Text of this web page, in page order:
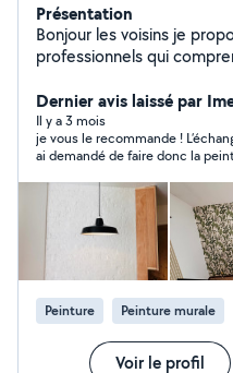
Présentation
Bonjour les voisins je
professionnels qui
experience rest a votre
Dernier avis laissé par
Il y a 3 mois
je vous le recommande ! L’échange c’est Très
ai demandé de faire donc la
demandé de la laver mon
vous le recommande, je le
faire chez moi merci encore Pour la confiance et votre
réactivité 👍🏼👍🏼🌟
Peinture Peinture murale
Voir le profil